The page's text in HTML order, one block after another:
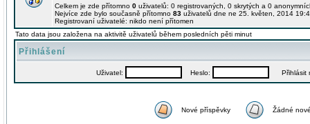
Celkem je zde přítomno 0 uživatelů: 0 registrovaných, 0 skrytých a 0
Nejvíce zde bylo současně přítomno 83 uživatelů dne ne 25. květen, 2014
Registrovaní uživatelé: nikdo není přítomen
Tato data jsou založena na aktivitě uživatelů během posledních pěti minut
Přihlášení
Uživatel: Heslo: Přihlásit
Nové příspěvky Žádné